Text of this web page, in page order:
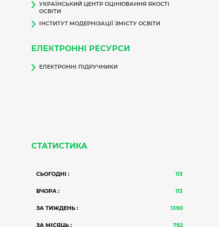
УКРАЇНСЬКИЙ ЦЕНТР ОЦІНЮВАННЯ ЯКОСТІ
ОСВІТИ
ІНСТИТУТ МОДЕРНІЗАЦІЇ ЗМІСТУ ОСВІТИ
ЕЛЕКТРОННІ РЕСУРСИ
ЕЛЕКТРОННІ ПІДРУЧНИКИ
СТАТИСТИКА
СЬОГОДНІ : 113
ВЧОРА : 113
ЗА ТИЖДЕНЬ : 1390
ЗА МІСЯЦЬ : 792